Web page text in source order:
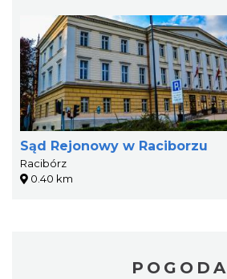
Sąd Rejonowy w Raciborzu
Racibórz
0.40 km
POGODA